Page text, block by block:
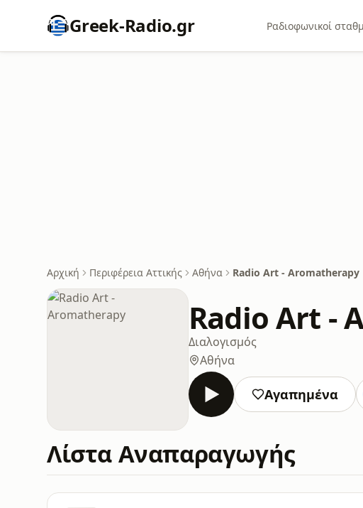
Greek-Radio.gr Ραδιοφωνικοί
Αρχική Περιφέρεια Αττικής Αθήνα Radio Art - Aromatherapy
Radio Art -
Διαλογισμός
Αθήνα
Αγαπημένα
Λίστα Αναπαραγωγής